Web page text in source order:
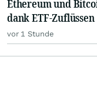
Ethereum und
dank ETF-Zuflüssen
vor 1 Stunde